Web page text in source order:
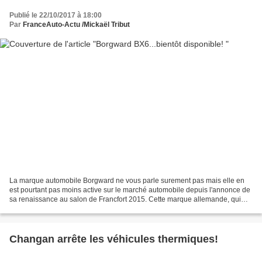
Publié le 22/10/2017 à 18:00
Par FranceAuto-Actu /Mickaël Tribut
La marque automobile Borgward ne vous parle surement pas mais elle en
est pourtant pas moins active sur le marché automobile depuis l'annonce de
sa renaissance au salon de Francfort 2015. Cette marque allemande, qui
Changan arrête les véhicules thermiques!